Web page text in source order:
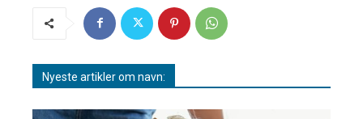
Nyeste artikler om navn: